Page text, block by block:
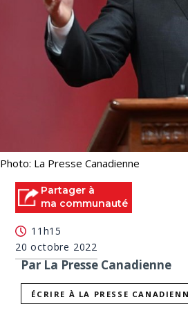
Photo: La Presse Canadienne
Partager à
ma communauté
11h15
20 octobre 2022
Par La Presse Canadienne
ÉCRIRE À LA PRESSE